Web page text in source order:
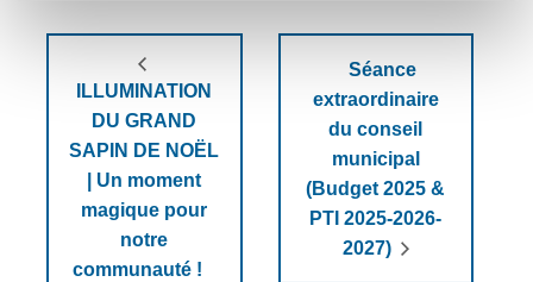
ILLUMINATION
DU GRAND
SAPIN DE NOËL
| Un moment
magique pour
notre
communauté !
Séance
extraordinaire
du conseil
municipal
(Budget 2025 &
PTI 2025-2026-
2027)